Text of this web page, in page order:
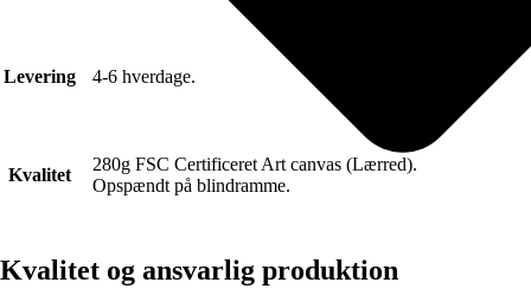
Levering 4-6 hverdage.
Kvalitet
280g FSC Certificeret Art canvas (Lærred).
Opspændt på blindramme.
Kvalitet og ansvarlig produktion